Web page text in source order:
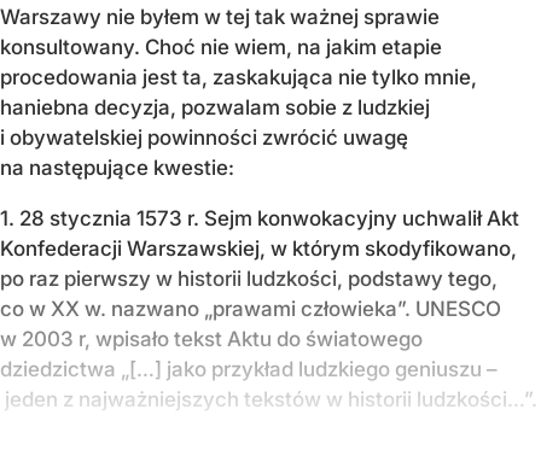
Warszawy nie byłem w tej tak ważnej sprawie
konsultowany. Choć nie wiem, na jakim etapie
procedowania jest ta, zaskakująca nie tylko mnie,
haniebna decyzja, pozwalam sobie z ludzkiej
i obywatelskiej powinności zwrócić uwagę
na następujące kwestie:
1. 28 stycznia 1573 r. Sejm konwokacyjny uchwalił Akt
Konfederacji Warszawskiej, w którym skodyfikowano,
po raz pierwszy w historii ludzkości, podstawy tego,
co w XX w. nazwano „prawami człowieka”. UNESCO
w 2003 r, wpisało tekst Aktu do światowego
dziedzictwa „[…] jako przykład ludzkiego geniuszu –
jeden z najważniejszych tekstów w historii ludzkości…”.